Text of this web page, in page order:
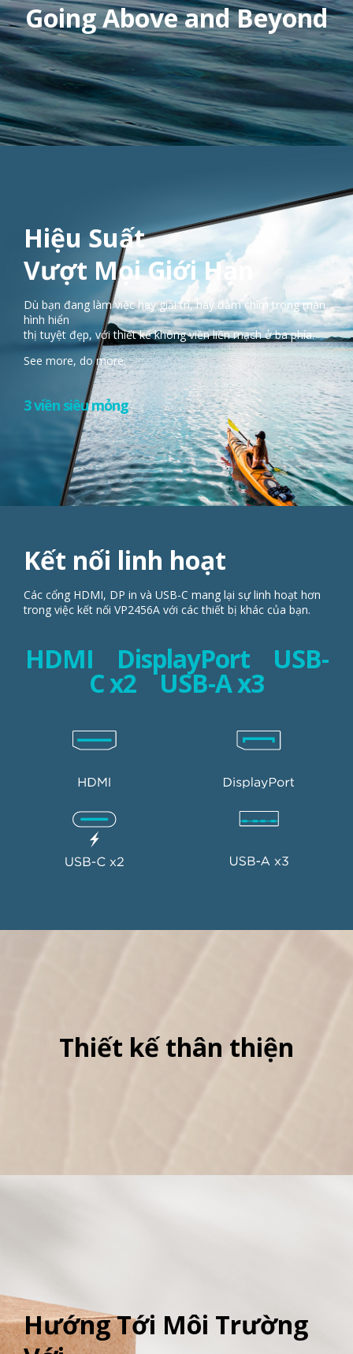
Going Above and Beyond
Hiệu Suất
Vượt Mọi Giới Hạn
Dù bạn đang làm việc hay giải trí, hãy đắm chìm trong màn
hình hiển
thị tuyệt đẹp, với thiết kế không viền liền mạch ở ba phía.
See more, do more.
3 viền siêu mỏng
Kết nối linh hoạt
trong việc kết nối VP2456A với các thiết bị khác của bạn.
C x2 USB-A x3